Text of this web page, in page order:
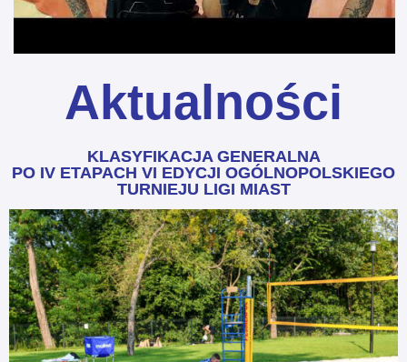
Aktualności
KLASYFIKACJA GENERALNA
PO IV ETAPACH VI EDYCJI OGÓLNOPOLSKIEGO
TURNIEJU LIGI MIAST